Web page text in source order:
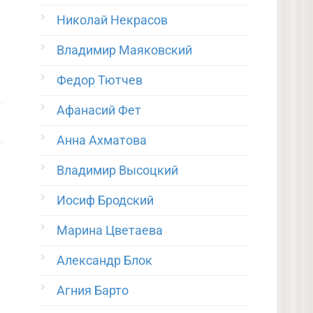
Николай Некрасов
Владимир Маяковский
Федор Тютчев
Афанасий Фет
Анна Ахматова
Владимир Высоцкий
Иосиф Бродский
Марина Цветаева
Александр Блок
Агния Барто